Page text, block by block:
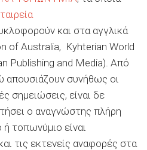
και στα αγγλικά
of Australia, Kyhterian World
Publishing and Media). Από
απουσιάζουν συνήθως οι
σημειώσεις, είναι δε
ο αναγνώστης πλήρη
τοπωνύμιο είναι
τις εκτενείς αναφορές στα